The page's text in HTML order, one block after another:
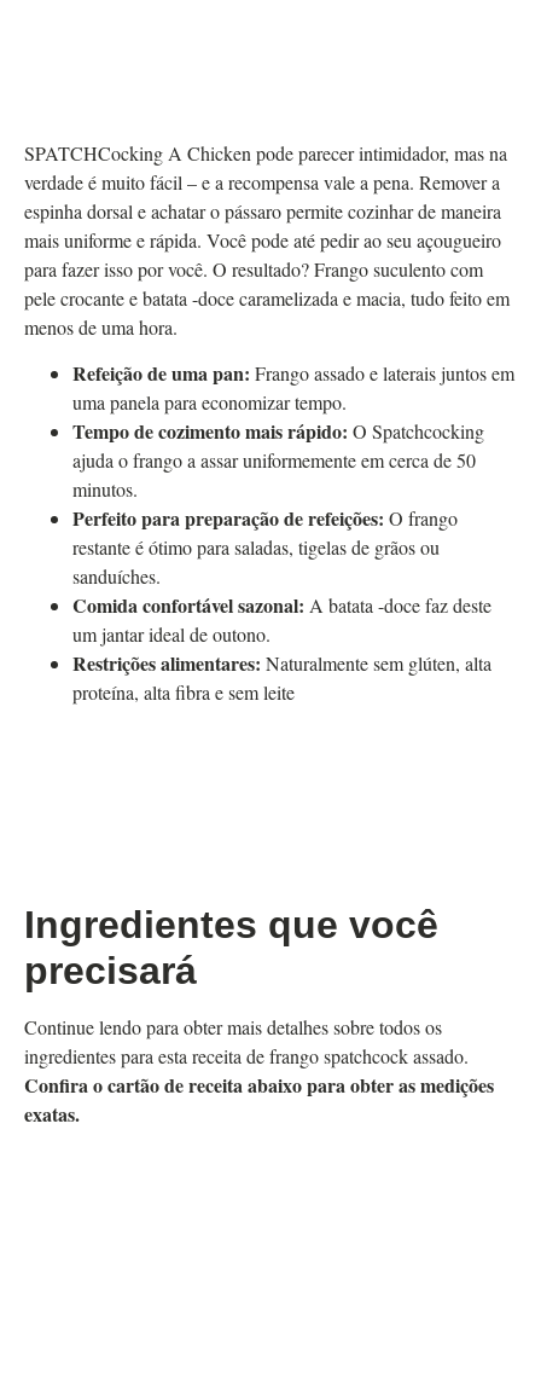
SPATCHCocking A Chicken pode parecer intimidador, mas na
verdade é muito fácil – e a recompensa vale a pena. Remover a
espinha dorsal e achatar o pássaro permite cozinhar de maneira
mais uniforme e rápida. Você pode até pedir ao seu açougueiro
para fazer isso por você. O resultado? Frango suculento com
pele crocante e batata -doce caramelizada e macia, tudo feito em
menos de uma hora.
Refeição de uma pan: Frango assado e laterais juntos em
uma panela para economizar tempo.
Tempo de cozimento mais rápido: O Spatchcocking
ajuda o frango a assar uniformemente em cerca de 50
minutos.
Perfeito para preparação de refeições: O frango
restante é ótimo para saladas, tigelas de grãos ou
sanduíches.
Comida confortável sazonal: A batata -doce faz deste
um jantar ideal de outono.
Restrições alimentares: Naturalmente sem glúten, alta
proteína, alta fibra e sem leite
Ingredientes que você
precisará
Continue lendo para obter mais detalhes sobre todos os
ingredientes para esta receita de frango spatchcock assado.
Confira o cartão de receita abaixo para obter as medições
exatas.